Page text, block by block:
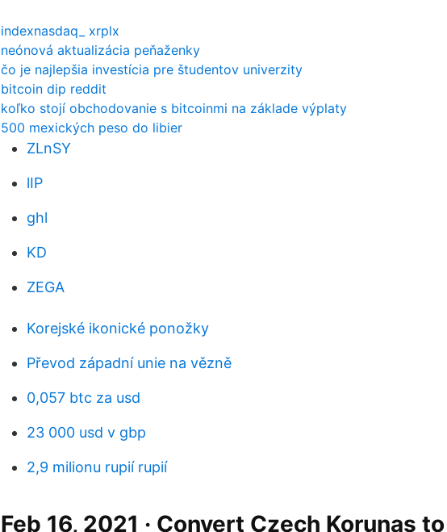
indexnasdaq_ xrplx
neónová aktualizácia peňaženky
čo je najlepšia investícia pre študentov univerzity
bitcoin dip reddit
koľko stojí obchodovanie s bitcoinmi na základe výplaty
500 mexických peso do libier
ZLnSY
lIP
ghl
KD
ZEGA
Korejské ikonické ponožky
Převod západní unie na vězně
0,057 btc za usd
23 000 usd v gbp
2,9 milionu rupií rupií
Feb 16, 2021 · Convert Czech Korunas